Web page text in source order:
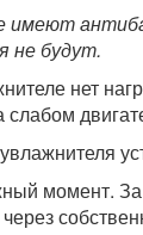
не будут.
нет
слабом
момент. За
через